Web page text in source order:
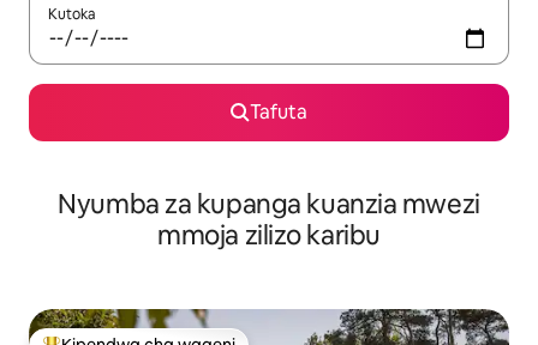
Kutoka
Tafuta
Nyumba za kupanga kuanzia mwezi
mmoja zilizo karibu